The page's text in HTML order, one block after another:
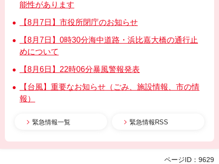
能性があります
【8月7日】市役所閉庁のお知らせ
【8月7日】0時30分海中道路・浜比嘉大橋の通行止
めについて
【8月6日】22時06分暴風警報発表
【台風】重要なお知らせ（ごみ、施設情報、市の情
報）
緊急情報一覧 緊急情報RSS
ページID：9629